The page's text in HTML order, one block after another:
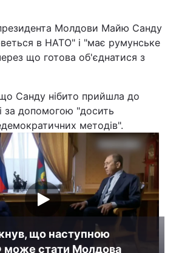
Молдови Майю Санду
в НАТО" і "має румунське
що готова об'єднатися з
Санду нібито прийшла до
за допомогою "досить
методів".
що наступною
стати Молдова